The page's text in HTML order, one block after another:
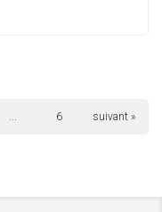
... 6 suivant »